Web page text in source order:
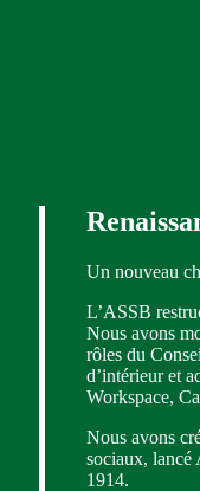
Un nouveau
L’ASSB
Nous avons
rôles du
d’intérieur et
Workspace,
Nous avons
sociaux, lancé
1914.